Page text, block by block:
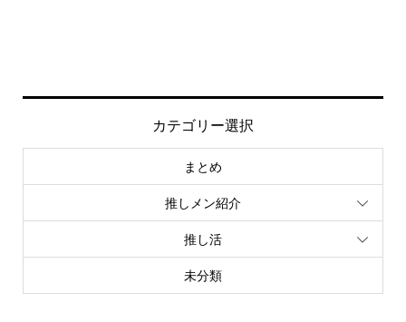
カテゴリー選択
まとめ
推しメン紹介
推し活
未分類